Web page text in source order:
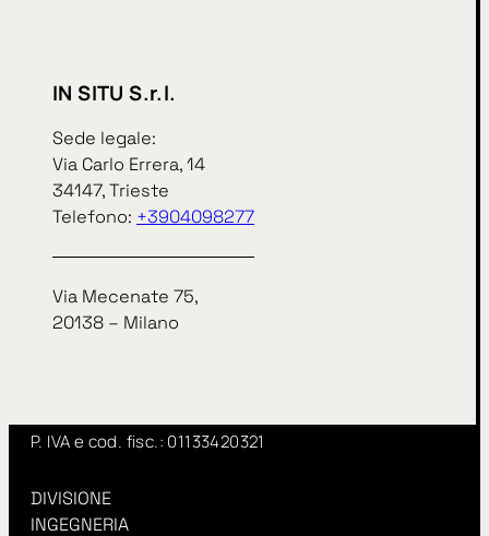
IN SITU S.r.l.
Sede legale:
Via Carlo Errera, 14
34147, Trieste
Telefono: +3904098277
Via Mecenate 75,
20138 – Milano
IN SITU S.r.l.
Sede legale:
Via Carlo Errera, 14
34147, Trieste
telefono+3904098277
Via Mecenate 75,
20138 – Milano
P. IVA e cod. fisc.: 01133420321
DIVISIONE
INGEGNERIA